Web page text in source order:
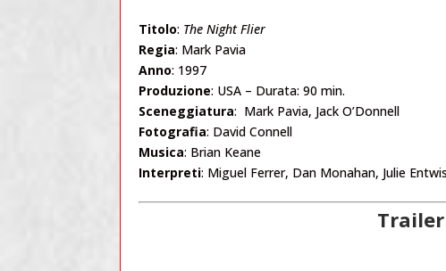
Titolo: The Night Flier
Regia: Mark Pavia
Anno: 1997
Produzione: USA – Durata: 90 min.
Sceneggiatura: Mark Pavia, Jack O’Donnell
Fotografia: David Connell
Musica: Brian Keane
Interpreti: Miguel Ferrer, Dan Monahan, Julie
Trailer